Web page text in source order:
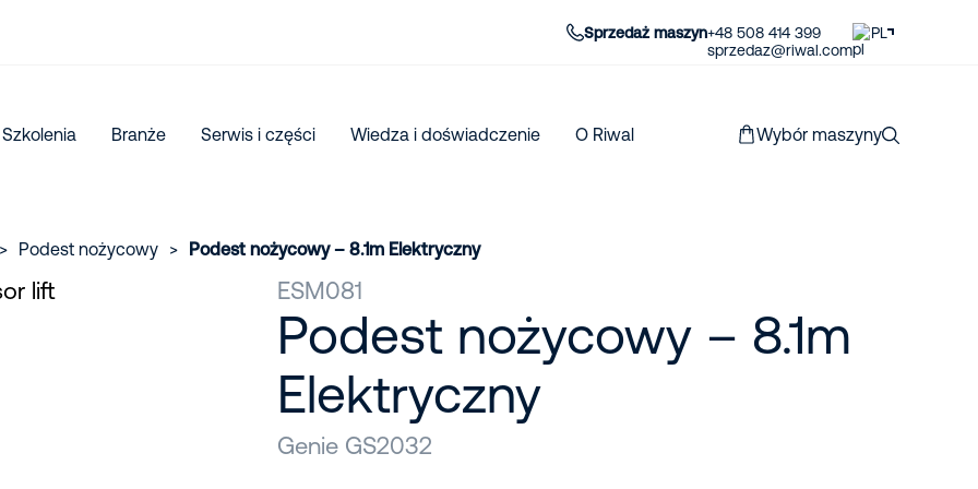
Sprzedaż maszyn+48 508 414 399
sprzedaz@riwal.com
PL
Szkolenia Branże Serwis i części Wiedza i doświadczenie O Riwal Wybór maszyny
> Podest nożycowy > Podest nożycowy – 8.1m Elektryczny
ESM081
Podest nożycowy – 8.1m
Elektryczny
Genie GS2032